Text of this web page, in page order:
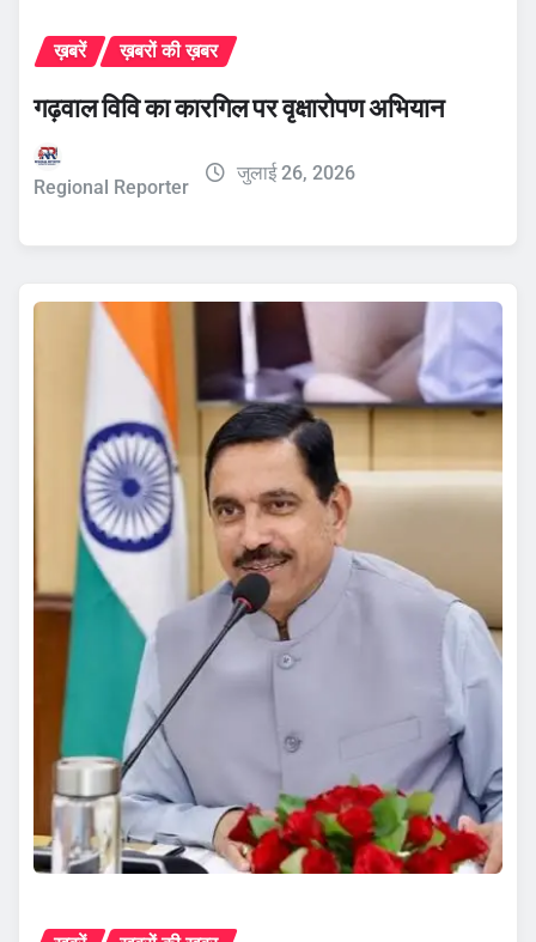
ख़बरें ख़बरों की ख़बर
गढ़वाल विवि का कारगिल पर वृक्षारोपण अभियान
Regional Reporter
जुलाई 26, 2026